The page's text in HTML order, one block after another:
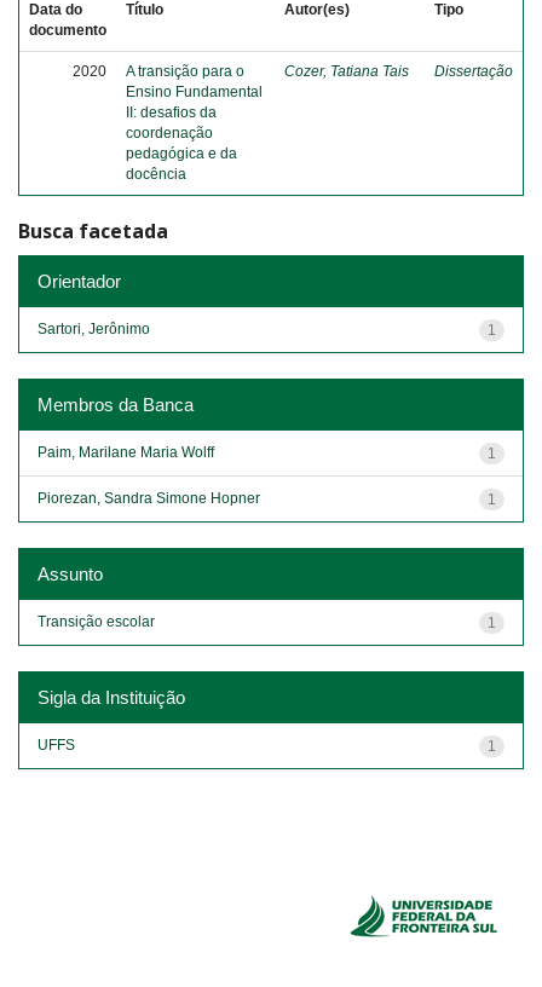
Data do
documento
Título Autor(es) Tipo
2020
A transição para o
Ensino Fundamental
II: desafios da
coordenação
pedagógica e da
docência
Cozer, Tatiana Tais Dissertação
Busca facetada
Orientador
1
Sartori, Jerônimo
Membros da Banca
1
Paim, Marilane Maria Wolff
1
Piorezan, Sandra Simone Hopner
Assunto
1
Transição escolar
Sigla da Instituição
1
UFFS